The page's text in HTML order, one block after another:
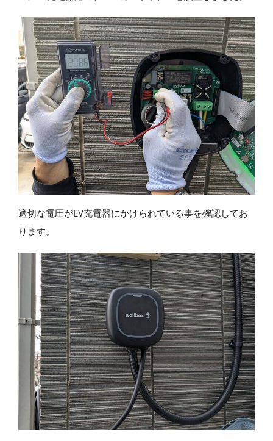
適切な電圧がEV充電器にかけられている事を確認してお
ります。